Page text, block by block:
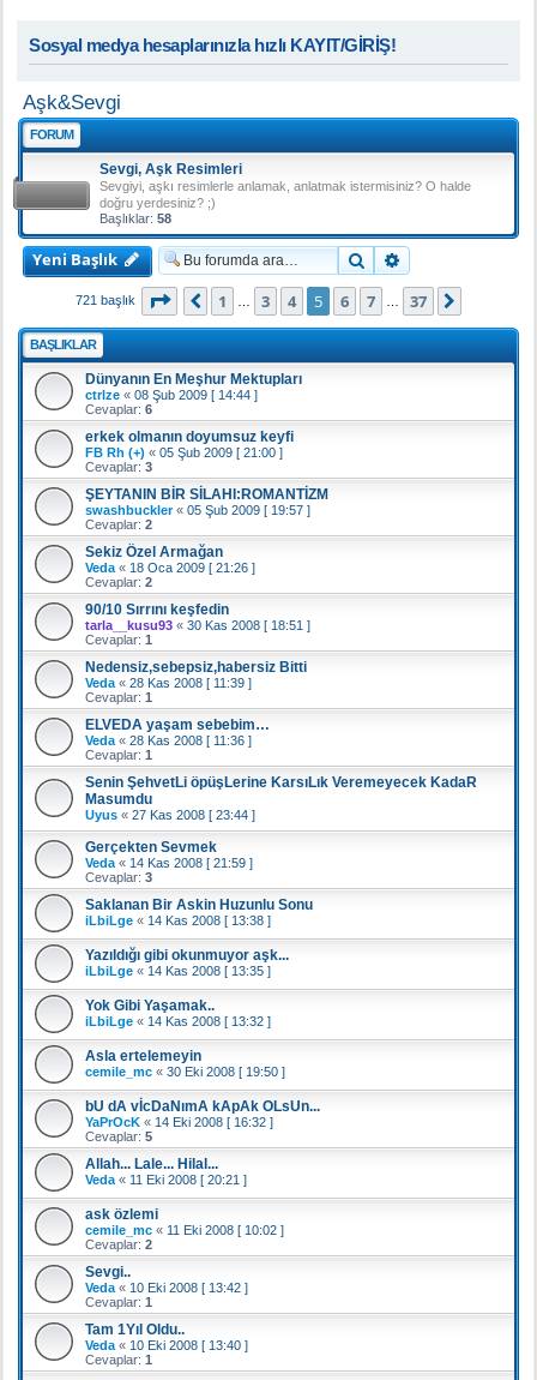
Sosyal medya hesaplarınızla hızlı KAYIT/GİRİŞ!
Aşk&Sevgi
FORUM
Sevgi, Aşk Resimleri
Sevgiyi, aşkı resimlerle anlamak, anlatmak istermisiniz? O halde
doğru yerdesiniz? ;)
Başlıklar: 58
Yeni Başlık Ara
721 başlık . sayfa (Toplam 37sayfa)
Önceki
1 3 4 5 6 7 37
BAŞLIKLAR
Dünyanın En Meşhur Mektupları
ctrlze « 08 Şub 2009 [ 14:44 ]
Cevaplar: 6
erkek olmanın doyumsuz keyfi
FB Rh (+) « 05 Şub 2009 [ 21:00 ]
Cevaplar: 3
ŞEYTANIN BİR SİLAHI:ROMANTİZM
swashbuckler« 05 Şub 2009 [ 19:57 ]
Cevaplar: 2
Sekiz Özel Armağan
Veda « 18 Oca 2009 [ 21:26 ]
Cevaplar: 2
90/10 Sırrını keşfedin
tarla__kusu93 « 30 Kas 2008 [ 18:51 ]
Cevaplar: 1
Nedensiz,sebepsiz,habersiz Bitti
Veda « 28 Kas 2008 [ 11:39 ]
Cevaplar: 1
ELVEDA yaşam sebebim…
Veda « 28 Kas 2008 [ 11:36 ]
Cevaplar: 1
Senin ŞehvetLi öpüşLerine KarsıLık Veremeyecek KadaR
Masumdu
Uyus « 27 Kas 2008 [ 23:44 ]
Gerçekten Sevmek
Veda « 14 Kas 2008 [ 21:59 ]
Cevaplar: 3
Saklanan Bir Askin Huzunlu Sonu
iLbiLge « 14 Kas 2008 [ 13:38 ]
Yazıldığı gibi okunmuyor aşk...
iLbiLge « 14 Kas 2008 [ 13:35 ]
Yok Gibi Yaşamak..
iLbiLge « 14 Kas 2008 [ 13:32 ]
Asla ertelemeyin
cemile_mc « 30 Eki 2008 [ 19:50 ]
bU dA vİcDaNımA kApAk OLsUn...
YaPrOcK « 14 Eki 2008 [ 16:32 ]
Cevaplar: 5
Allah... Lale... Hilal...
Veda « 11 Eki 2008 [ 20:21 ]
ask özlemi
cemile_mc « 11 Eki 2008 [ 10:02 ]
Cevaplar: 2
Sevgi..
Veda « 10 Eki 2008 [ 13:42 ]
Cevaplar: 1
Tam 1Yıl Oldu..
Veda « 10 Eki 2008 [ 13:40 ]
Cevaplar: 1